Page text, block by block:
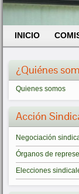
INICIO
¿Quiénes
Quienes somos
Acción
Negociación
Órganos de
Elecciones